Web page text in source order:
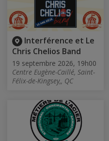
Interférence et Le
Chris Chelios Band
19 septembre 2026, 19h00
Centre Eugène-Caillé, Saint-
Félix-de-Kingsey,, QC